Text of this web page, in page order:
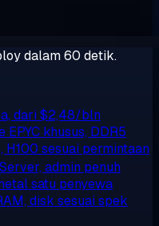
dalam 60 detik.
dari $2,48/bln
EPYC khusus, DDR5
H100 sesuai permintaan
admin penuh
satu penyewa
disk sesuai spek